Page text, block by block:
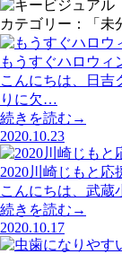
カテゴリー：「未
もうすぐハロウィ
こんにちは、日吉
りに欠…
続きを読む→
2020.10.23
2020川崎じもと応
こんにちは、武
続きを読む→
2020.10.17